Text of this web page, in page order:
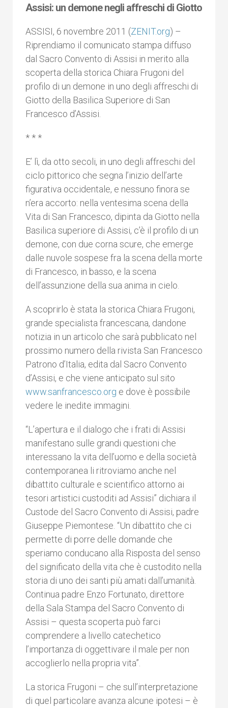
Assisi: un demone negli affreschi di Giotto
ASSISI, 6 novembre 2011 (ZENIT.org) –
Riprendiamo il comunicato stampa diffuso
dal Sacro Convento di Assisi in merito alla
scoperta della storica Chiara Frugoni del
profilo di un demone in uno degli affreschi di
Giotto della Basilica Superiore di San
Francesco d’Assisi.
* * *
E’ lì, da otto secoli, in uno degli affreschi del
ciclo pittorico che segna l’inizio dell’arte
figurativa occidentale, e nessuno finora se
n’era accorto: nella ventesima scena della
Vita di San Francesco, dipinta da Giotto nella
Basilica superiore di Assisi, c’è il profilo di un
demone, con due corna scure, che emerge
dalle nuvole sospese fra la scena della morte
di Francesco, in basso, e la scena
dell’assunzione della sua anima in cielo.
A scoprirlo è stata la storica Chiara Frugoni,
grande specialista francescana, dandone
notizia in un articolo che sarà pubblicato nel
prossimo numero della rivista San Francesco
Patrono d’Italia, edita dal Sacro Convento
d’Assisi, e che viene anticipato sul sito
www.sanfrancesco.org e dove è possibile
vedere le inedite immagini.
“L’apertura e il dialogo che i frati di Assisi
manifestano sulle grandi questioni che
interessano la vita dell’uomo e della società
contemporanea li ritroviamo anche nel
dibattito culturale e scientifico attorno ai
tesori artistici custoditi ad Assisi” dichiara il
Custode del Sacro Convento di Assisi, padre
Giuseppe Piemontese. “Un dibattito che ci
permette di porre delle domande che
speriamo conducano alla Risposta del senso
del significato della vita che è custodito nella
storia di uno dei santi più amati dall’umanità.
Continua padre Enzo Fortunato, direttore
della Sala Stampa del Sacro Convento di
Assisi – questa scoperta può farci
comprendere a livello catechetico
l’importanza di oggettivare il male per non
accoglierlo nella propria vita”.
La storica Frugoni – che sull’interpretazione
di quel particolare avanza alcune ipotesi – è